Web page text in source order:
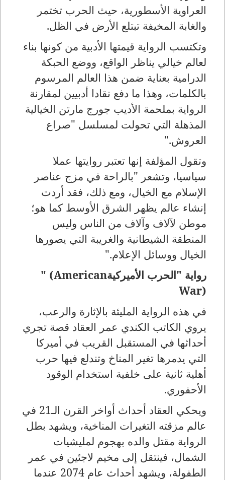
العراوية الأسطورية، حيث الحرب تختمر
والغابة المخيفة تبتلع الأرض في الظل.
وتكتسب الرواية قيمتها الأدبية من كونها بناء
لعالم خيالي يناظر الواقع، ووضع الحبكة
الدرامية بعناية ضمن هذا العالم المرسوم
بالكلمات، وهذا ما دفع نقادا أدبيين لمقارنة
الرواية بملحمة الأديب جورج مارتن الخيالية
المذهلة التي تحولت لمسلسل "صراع
العروش".
وتقول المؤلفة إنها تعتبر روايتها عملا
سياسيا، وتشعر "بالراحة في مزج عناصر
الإسلام مع الخيال، ومع ذلك، فقد أردت
إنشاء عالم يظهر الشرق الأوسط كما هو؛
موطن لآلاف وآلاف من الناس وليس
المنطقة الشيطانية والغريبة التي يصورها
الخيال ووسائل الإعلام".
رواية "الحرب الأميركية" (American
War)
في هذه الرواية المليئة بالإثارة والرعب،
يروي الكاتب الكندي عمر العقاد قصة تجري
أحداثها في المستقبل القريب في أميركا
التي يدمرها تغير المناخ وتندلع فيها حرب
أهلية ثانية على خلفية استخدام الوقود
الأحفوري.
ويحكي العقاد أحداث أواخر القرن الـ21 في
عالم مزقته التغيرات المناخية، ويشهد بطل
الرواية مقتل والده بهجوم لمليشيات
الشمال، فينتقل إلى مخيم لاجئين في عمر
الطفولة، ويشهد أحداث عام 2074 عندما